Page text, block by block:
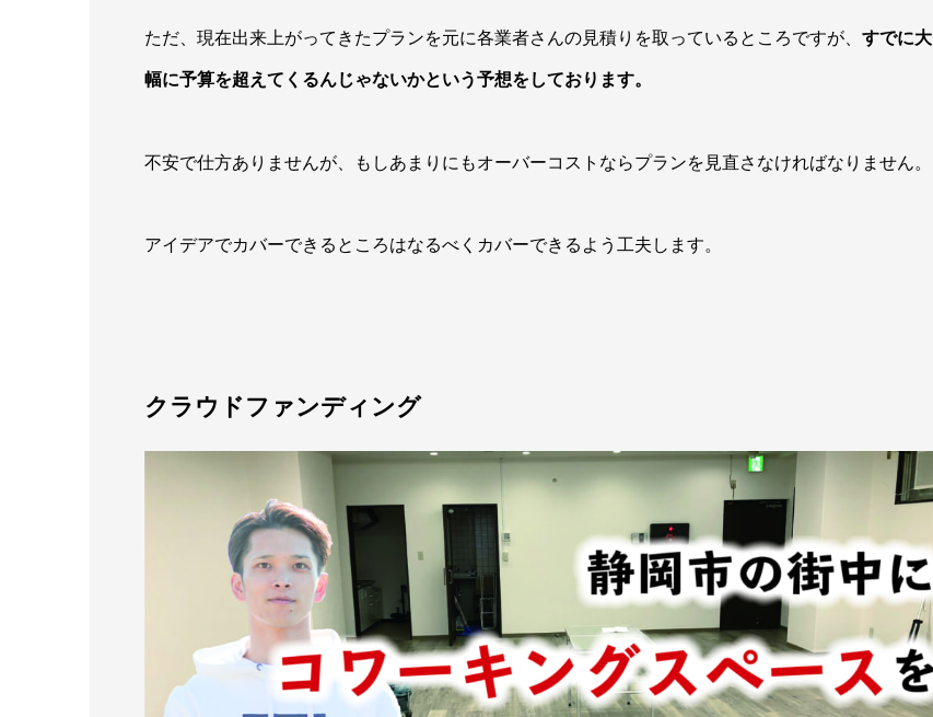
ただ、現在出来上がってきたプランを元に各業者さんの見積りを取っているところですが、 すでに大
幅に予算を超えてくるんじゃないかという予想をしております。
不安で仕方ありませんが、もしあまりにもオーバーコストならプランを見直さなければなりません。
アイデアでカバーできるところはなるべくカバーできるよう工夫します。
クラウドファンディング